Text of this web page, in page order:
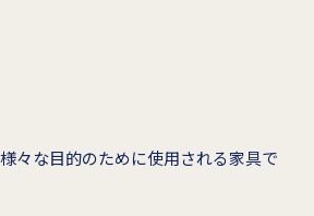
々な目的のために使用される家具で